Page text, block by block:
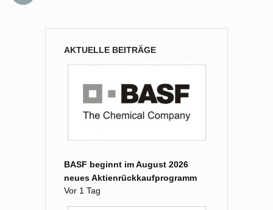
AKTUELLE BEITRÄGE
BASF beginnt im August 2026
neues Aktienrückkaufprogramm
Vor 1 Tag